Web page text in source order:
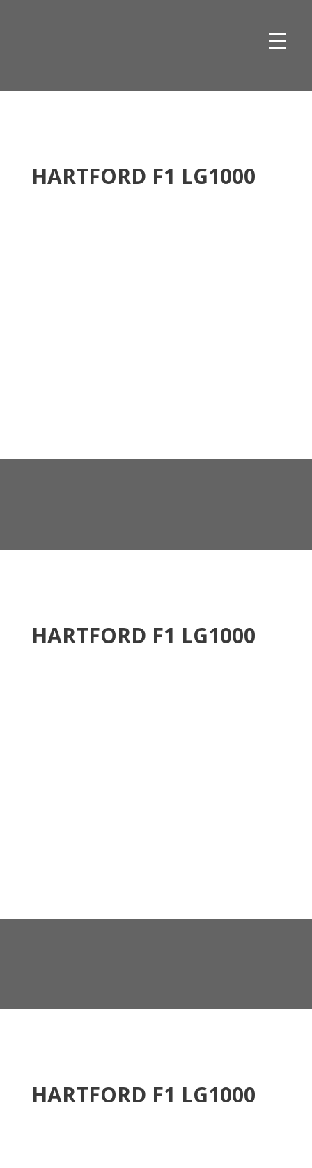
HARTFORD F1 LG1000
HARTFORD F1 LG1000
HARTFORD F1 LG1000